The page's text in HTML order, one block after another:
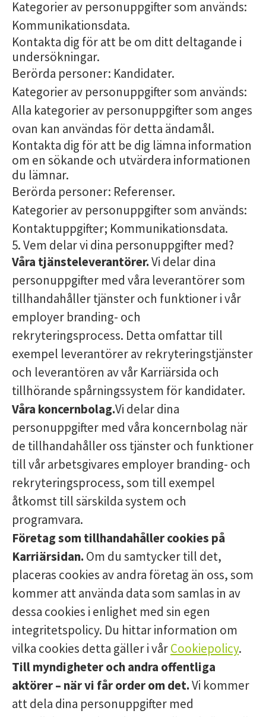
Kategorier av personuppgifter som används:
Kommunikationsdata.
Kontakta dig för att be om ditt deltagande i
undersökningar.
Berörda personer: Kandidater.
Kategorier av personuppgifter som används:
Alla kategorier av personuppgifter som anges
ovan kan användas för detta ändamål.
Kontakta dig för att be dig lämna information
om en sökande och utvärdera informationen
du lämnar.
Berörda personer: Referenser.
Kategorier av personuppgifter som används:
Kontaktuppgifter; Kommunikationsdata.
5. Vem delar vi dina personuppgifter med?
Våra tjänsteleverantörer.Vi delar dina
personuppgifter med våra leverantörer som
tillhandahåller tjänster och funktioner i vår
employer branding- och
rekryteringsprocess. Detta omfattar till
exempel leverantörer av rekryteringstjänster
och leverantören av vår Karriärsida och
tillhörande spårningssystem för kandidater.
Våra koncernbolag.Vi delar dina
personuppgifter med våra koncernbolag när
de tillhandahåller oss tjänster och funktioner
till vår arbetsgivares employer branding- och
rekryteringsprocess, som till exempel
åtkomst till särskilda system och
programvara.
Företag som tillhandahåller cookies på
Karriärsidan. Om du samtycker till det,
placeras cookies av andra företag än oss, som
kommer att använda data som samlas in av
dessa cookies i enlighet med sin egen
integritetspolicy. Du hittar information om
vilka cookies detta gäller i vårCookiepolicy.
Till myndigheter och andra offentliga
aktörer – när vi får order om det.Vi kommer
att dela dina personuppgifter med